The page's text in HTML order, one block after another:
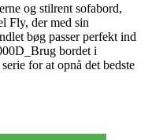
og stilrent sofabord,
Fly, der med sin
bøg passer perfekt ind
bordet i
for at opnå det bedste